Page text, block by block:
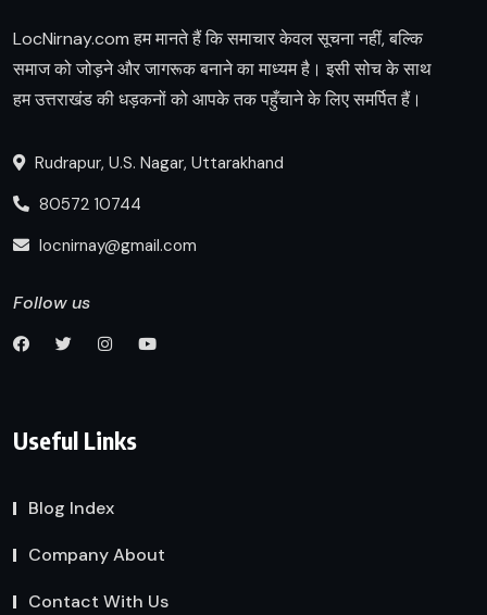
LocNirnay.com हम मानते हैं कि समाचार केवल सूचना नहीं, बल्कि
समाज को जोड़ने और जागरूक बनाने का माध्यम है। इसी सोच के साथ
हम उत्तराखंड की धड़कनों को आपके तक पहुँचाने के लिए समर्पित हैं।
Rudrapur, U.S. Nagar, Uttarakhand
80572 10744
locnirnay@gmail.com
Follow us
Useful Links
Blog Index
Company About
Contact With Us